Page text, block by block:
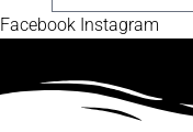
Facebook Instagram